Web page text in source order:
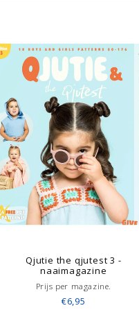
Qjutie the qjutest 3 -
naaimagazine
Prijs per magazine.
€6,95